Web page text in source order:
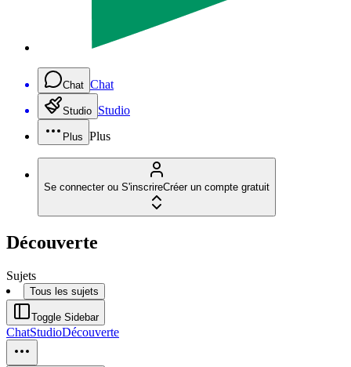
Chat Chat
Studio Studio
Plus Plus
Se connecter ou S'inscrireCréer un compte gratuit
Découverte
Sujets
Tous les sujets
Toggle Sidebar
ChatStudioDécouverte